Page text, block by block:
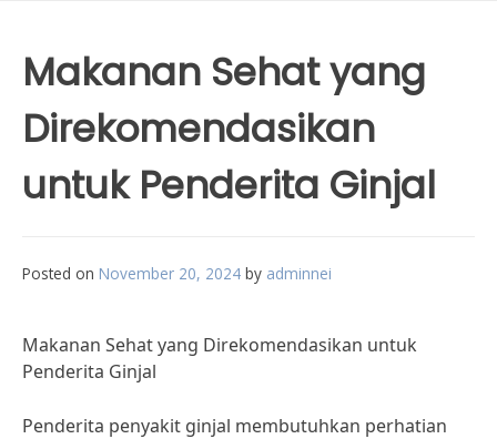
Makanan Sehat yang
Direkomendasikan
untuk Penderita Ginjal
Posted on November 20, 2024 by adminnei
Makanan Sehat yang Direkomendasikan untuk
Penderita Ginjal
Penderita penyakit ginjal membutuhkan perhatian